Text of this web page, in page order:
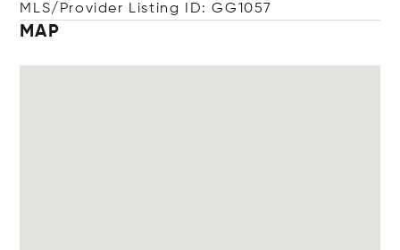
MLS/Provider Listing ID: GG1057
MAP